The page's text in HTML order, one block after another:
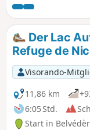
anspruchsvoll. Sie
du Basto, den
desGR®52. Sie
Basto, dann folgt
Baisse de la
hinunter ins Vallée
Der Lac
Refuge de
Visorando-
11,86 km
6:05 Std.
Start in